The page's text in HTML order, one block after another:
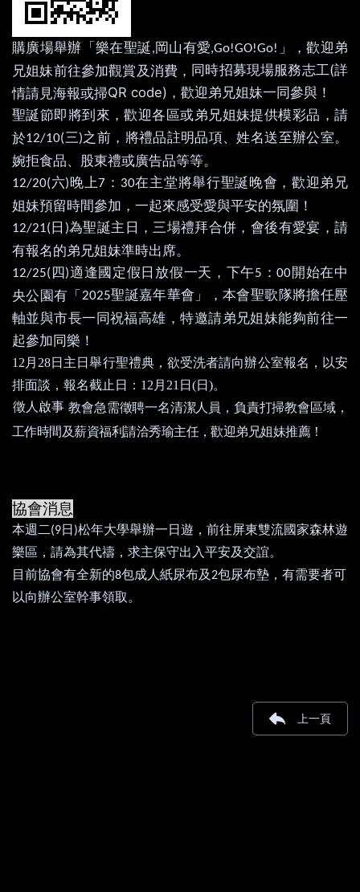
購廣場舉辦「樂在聖誕,岡山有愛,Go!GO!Go! 」，歡迎弟
兄姐妹前往參加觀賞及消費， 同時招募現場服務志工(詳
情請見海報或掃QR code) ，歡迎弟兄姐妹一同參與！
聖誕節即將到來，歡迎各區或弟兄姐妹提供模彩品，請
於12/10(三)之前，將禮品註明品項、姓名送至辦公室。
婉拒食品、股東禮或廣告品等等。
12/20(六)晚上7 ： 30在主堂將舉行聖誕晚會，歡迎弟兄
姐妹預留時間參加，一起來感受愛與平安的氛圍！
12/21( 日 )為聖誕主日，三場禮拜合併，會後有愛宴，請
有報名的弟兄姐妹準時出席。
12/25( 四)適逢國定假日放假一天，下午5 ：00開始在中
央公園有「 2025聖誕嘉年華會」，本會聖歌隊將擔任壓
軸並與市長一同祝福高雄，特邀請弟兄姐妹能夠前往一
起參加同樂！
12 月 28日主日舉行聖禮典，欲受洗者請向辦公室報名，以安
排面談，報名截止日： 12 月 21 日 (日 )。
徵人啟事 教會急需徵聘一名清潔人員，負責打掃教會區域，
工作時間及薪資福利請洽秀瑜主任，歡迎弟兄姐妹推薦！
協會消息
本週二(9日 )松年大學舉辦一日遊，前往屏東雙流國家森林遊
樂區，請為其代禱，求主保守出入平安及交誼。
目前協會有全新的8包成人紙尿布及2包尿布墊 ， 有需要者可
以向辦公室幹事領取 。
上一頁